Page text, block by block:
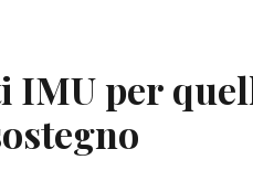
IMU per